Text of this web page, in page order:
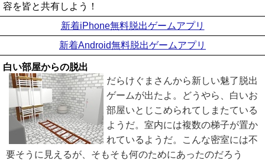
容を皆と共有しよう！
新着iPhone無料脱出ゲームアプリ
新着Android無料脱出ゲームアプリ
白い部屋からの脱出
だらけぐまさんから新しい魅了脱出
ゲームが出たよ。どうやら、白いお
部屋いとじこめられてしまたている
ようだ。室内には複数の梯子が置か
れているようだ。こんな密室には不
要そうに見えるが、そもそも何のためにあったのだろう